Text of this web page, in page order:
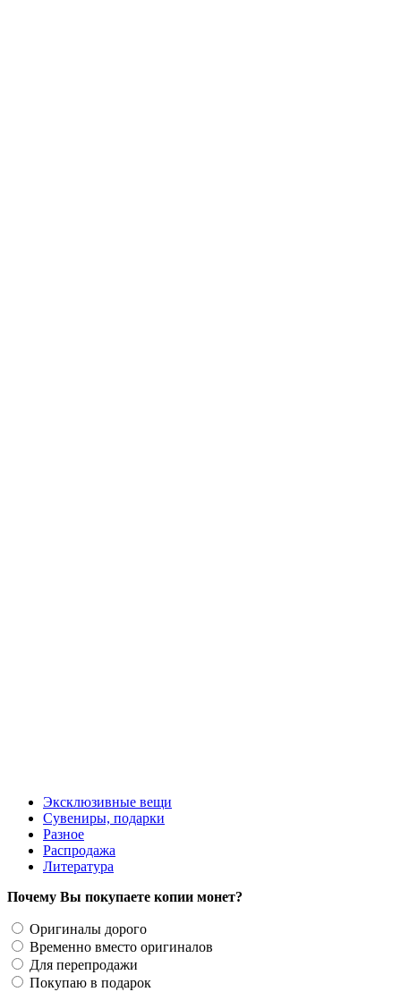
Эксклюзивные вещи
Сувениры, подарки
Разное
Распродажа
Литература
Почему Вы покупаете копии монет?
Оригиналы дорого
Временно вместо оригиналов
Для перепродажи
Покупаю в подарок